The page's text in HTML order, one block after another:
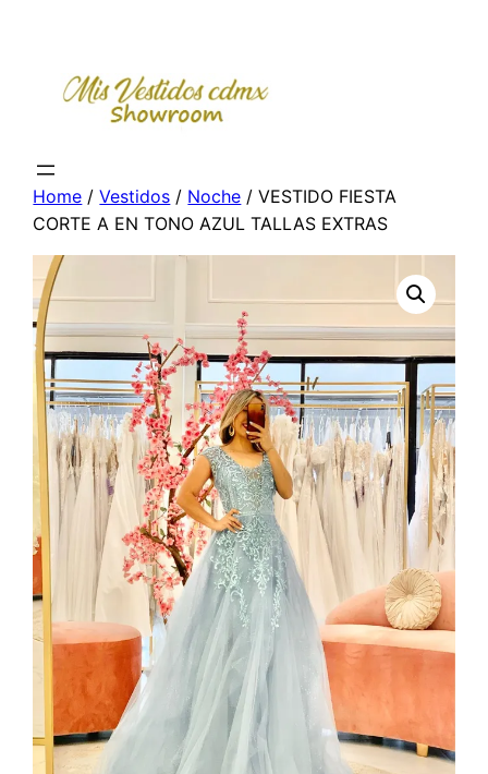
content
Home /Vestidos / Noche / VESTIDO FIESTA
CORTE A EN TONO AZUL TALLAS EXTRAS